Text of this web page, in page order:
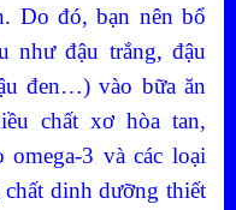
Do đó, bạn nên bổ
như đậu trắng, đậu
đen…) vào bữa ăn
chất xơ hòa tan,
omega-3 và các loại
dinh dưỡng thiết